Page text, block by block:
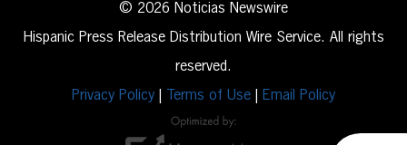
© 2026 Noticias Newswire
Hispanic Press Release Distribution Wire Service. All rights
reserved.
Privacy Policy
Terms of Use Email Policy